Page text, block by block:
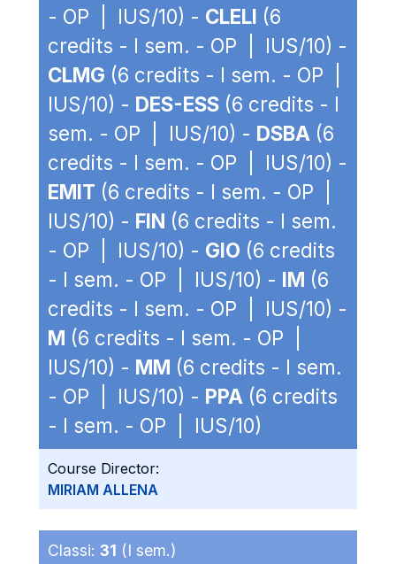
- OP | IUS/10) - CLELI (6
credits - I sem. - OP | IUS/10) -
CLMG (6 credits - I sem. - OP |
IUS/10) - DES-ESS (6 credits - I
sem. - OP | IUS/10) - DSBA (6
credits - I sem. - OP | IUS/10) -
EMIT (6 credits - I sem. - OP |
IUS/10) - FIN (6 credits - I sem.
- OP | IUS/10) - GIO (6 credits
- I sem. - OP | IUS/10) - IM (6
credits - I sem. - OP | IUS/10) -
M (6 credits - I sem. - OP |
IUS/10) - MM (6 credits - I sem.
- OP | IUS/10) - PPA (6 credits
- I sem. - OP | IUS/10)
Course Director:
MIRIAM ALLENA
Classi: 31 (I sem.)